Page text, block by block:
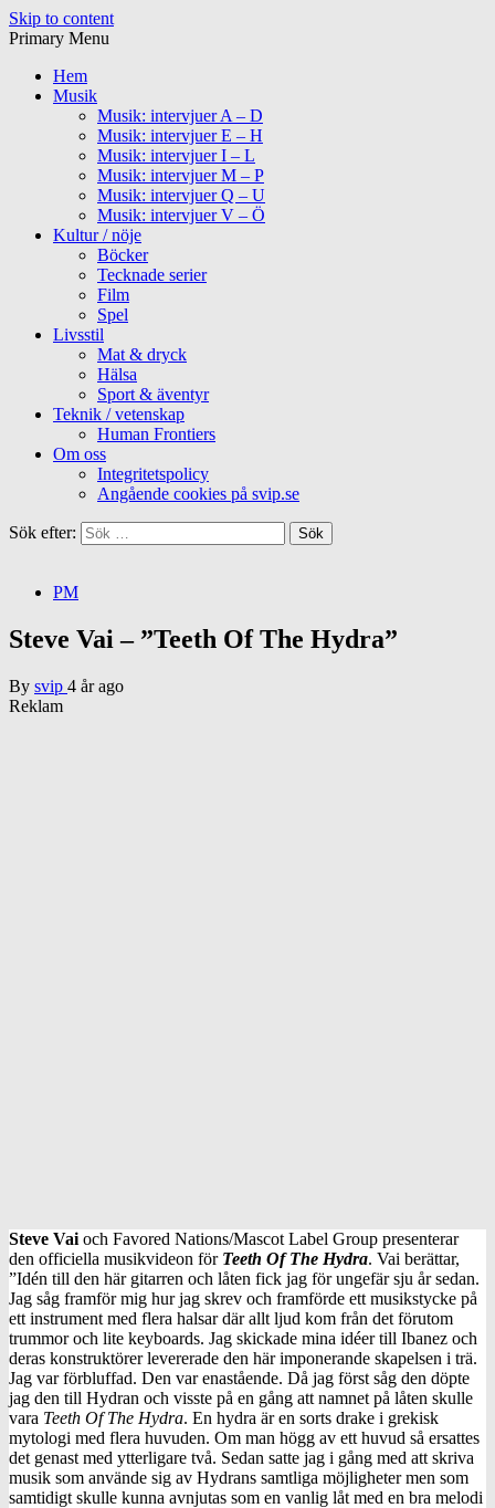
Skip to content
Primary Menu
Hem
Musik
Musik: intervjuer A – D
Musik: intervjuer E – H
Musik: intervjuer I – L
Musik: intervjuer M – P
Musik: intervjuer Q – U
Musik: intervjuer V – Ö
Kultur / nöje
Böcker
Tecknade serier
Film
Spel
Livsstil
Mat & dryck
Hälsa
Sport & äventyr
Teknik / vetenskap
Human Frontiers
Om oss
Integritetspolicy
Angående cookies på svip.se
Sök efter:
PM
Steve Vai – ”Teeth Of The Hydra”
By svip 4 år ago
Reklam
Steve Vai och Favored Nations/Mascot Label Group presenterar
den officiella musikvideon för Teeth Of The Hydra. Vai berättar,
”Idén till den här gitarren och låten fick jag för ungefär sju år sedan.
Jag såg framför mig hur jag skrev och framförde ett musikstycke på
ett instrument med flera halsar där allt ljud kom från det förutom
trummor och lite keyboards. Jag skickade mina idéer till Ibanez och
deras konstruktörer levererade den här imponerande skapelsen i trä.
Jag var förbluffad. Den var enastående. Då jag först såg den döpte
jag den till Hydran och visste på en gång att namnet på låten skulle
vara Teeth Of The Hydra. En hydra är en sorts drake i grekisk
mytologi med flera huvuden. Om man högg av ett huvud så ersattes
det genast med ytterligare två. Sedan satte jag i gång med att skriva
musik som använde sig av Hydrans samtliga möjligheter men som
samtidigt skulle kunna avnjutas som en vanlig låt med en bra melodi